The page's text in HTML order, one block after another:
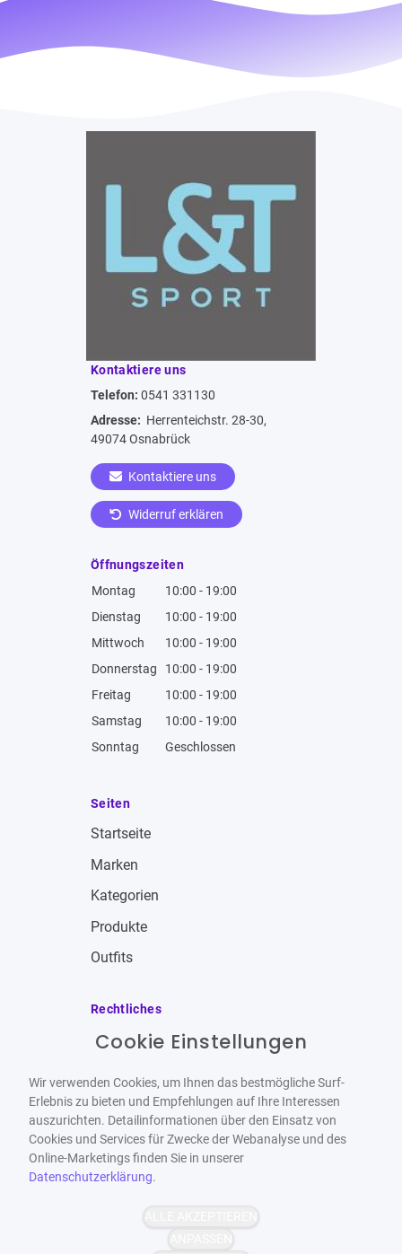
Kontaktiere uns
Telefon: 0541 331130
Adresse: Herrenteichstr. 28-30,
49074 Osnabrück
Kontaktiere uns
Widerruf erklären
Öffnungszeiten
Montag
10:00 - 19:00
Dienstag
10:00 - 19:00
Mittwoch
10:00 - 19:00
Donnerstag
10:00 - 19:00
Freitag
10:00 - 19:00
Samstag
10:00 - 19:00
Sonntag
Geschlossen
Seiten
Startseite
Marken
Kategorien
Produkte
Outfits
Rechtliches
Impressum
Datenschutzbestimmungen
Widerrufsbelehrung
Barrierefrei
WCAG-2.1-AA
Bereitgestellt von
Cookie Einstellungen
Wir verwenden Cookies, um Ihnen das bestmögliche Surf-
Erlebnis zu bieten und Empfehlungen auf Ihre Interessen
auszurichten. Detailinformationen über den Einsatz von
Cookies und Services für Zwecke der Webanalyse und des
Online-Marketings finden Sie in unserer
Datenschutzerklärung.
ALLE AKZEPTIEREN
ANPASSEN